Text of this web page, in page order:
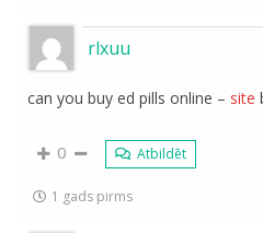
rlxuu
can you buy ed pills online – site
0 Atbildēt
1 gads pirms